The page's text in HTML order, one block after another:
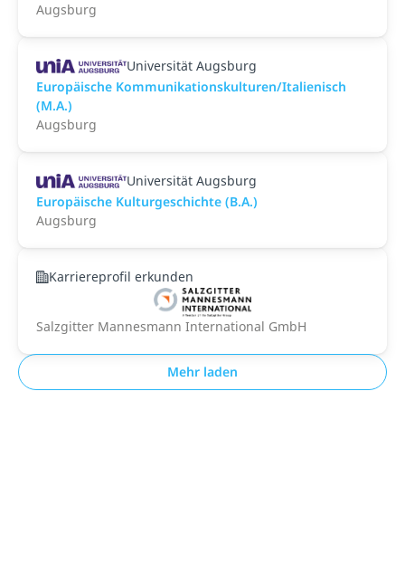
Augsburg
Universität Augsburg
Europäische Kommunikationskulturen/Italienisch
(M.A.)
Augsburg
Universität Augsburg
Europäische Kulturgeschichte (B.A.)
Augsburg
Karriereprofil erkunden
Salzgitter Mannesmann International GmbH
Mehr laden